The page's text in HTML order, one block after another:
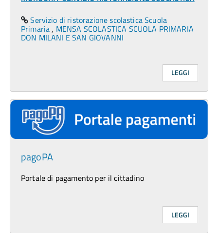
Servizio di ristorazione scolastica Scuola
Primaria, MENSA SCOLASTICA SCUOLA PRIMARIA
DON MILANI E SAN GIOVANNI
LEGGI
pagoPA
Portale di pagamento per il cittadino
LEGGI